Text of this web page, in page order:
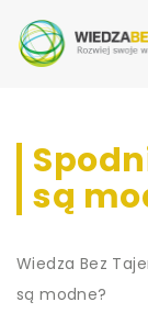
są
Wiedza Bez
są modne?